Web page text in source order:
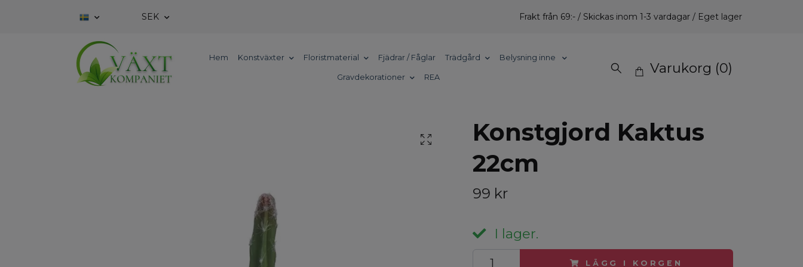
SEK Frakt från 69:- / Skickas inom 1-3 vardagar / Eget lager
Hem Konstväxter Floristmaterial Fjädrar / Fåglar Trädgård Belysning inne
Gravdekorationer REA
Varukorg (0)
Konstgjord Kaktus
22cm
99 kr
I lager.
LÄGG I KORGEN